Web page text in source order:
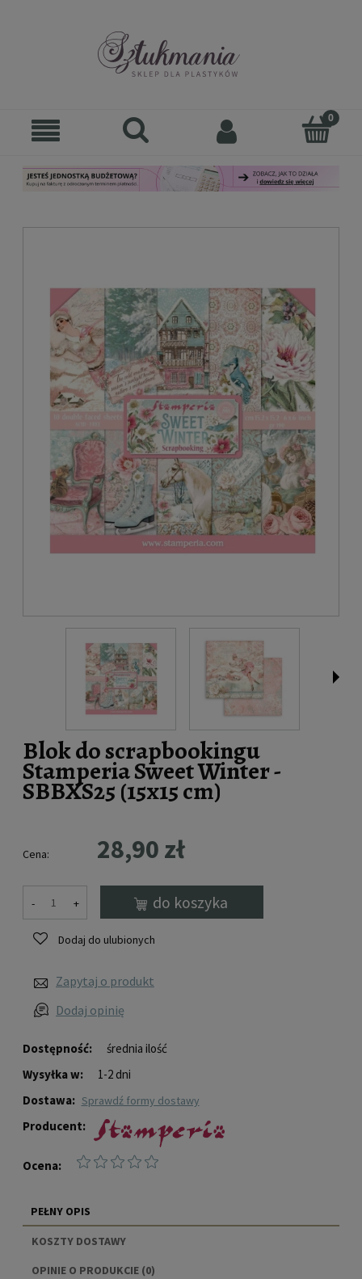
Blok do scrapbookingu
Stamperia Sweet Winter -
SBBXS25 (15x15 cm)
Dostępność:
średnia ilość
Wysyłka w:
1-2 dni
Dostawa:
sprawdź formy dostawy
Producent:
Ocena:
Cena: 28,90 zł
- + do koszyka
Dodaj do ulubionych
Zapytaj o produkt
Dodaj opinię
PEŁNY OPIS
KOSZTY DOSTAWY
CENA NIE ZAWIERA EWENTUALNYCH KOSZTÓW
OPINIE O PRODUKCIE (0)